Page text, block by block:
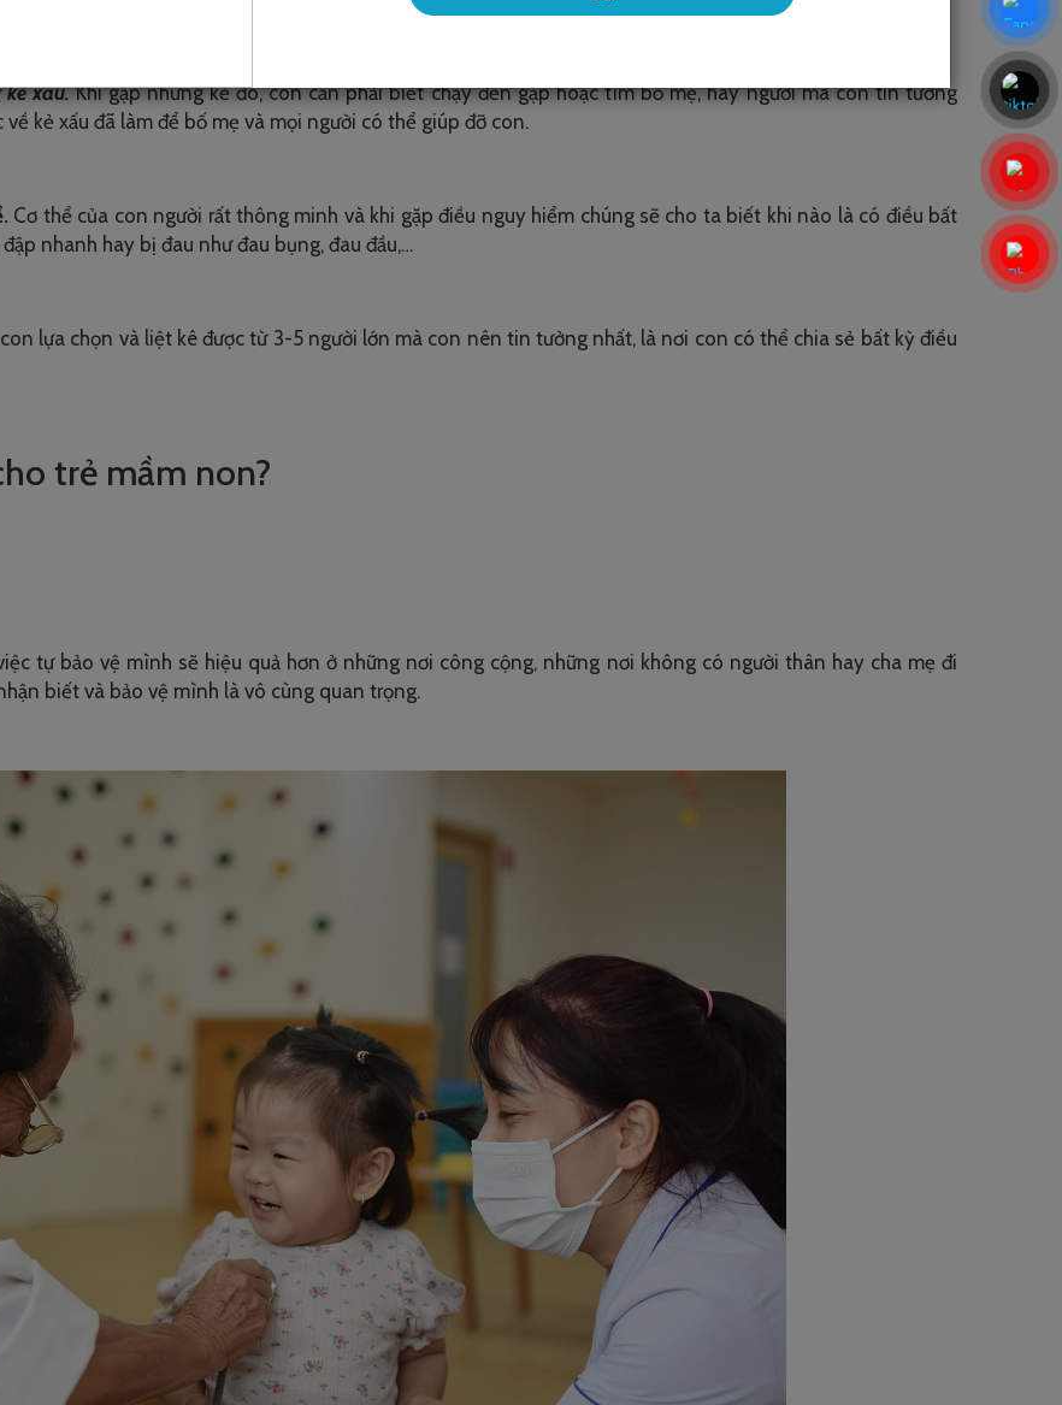
kẻ xấu.Khi gặp những kẻ đó, con cần phải biết chạy đến gặp hoặc tìm bố mẹ, hay người mà con tin tưởng
kẻ xấu đã làm để bố mẹ và mọi người có thể giúp đỡ con.
Cơ thể của con người rất thông minh và khi gặp điều nguy hiểm chúng sẽ cho ta biết khi nào là có điều bất
nhanh hay bị đau như đau bụng, đau đầu,…
lựa chọn và liệt kê được từ 3-5 người lớn mà con nên tin tưởng nhất, là nơi con có thể chia sẻ bất kỳ điều
trẻ mầm non?
tự bảo vệ mình sẽ hiệu quả hơn ở những nơi công cộng, những nơi không có người thân hay cha mẹ đi
biết và bảo vệ mình là vô cùng quan trọng.